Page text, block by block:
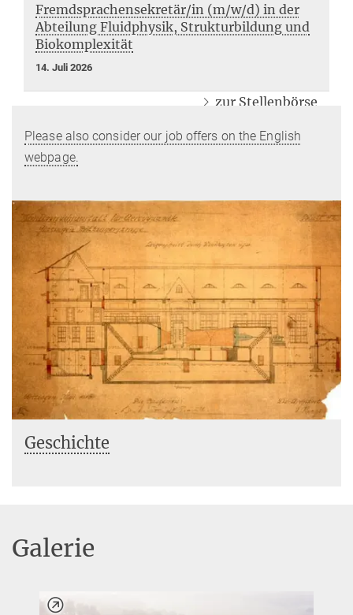
Fremdsprachensekretär/in (m/w/d) in der
Abteilung Fluidphysik, Strukturbildung und
Biokomplexität
14. Juli 2026
zur Stellenbörse
Please also consider our job offers on the English
webpage.
Geschichte
Galerie